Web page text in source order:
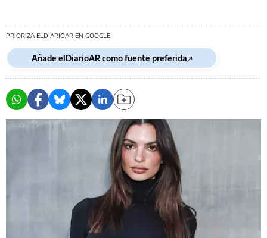
PRIORIZA ELDIARIOAR EN GOOGLE
Añade elDiarioAR como fuente preferida